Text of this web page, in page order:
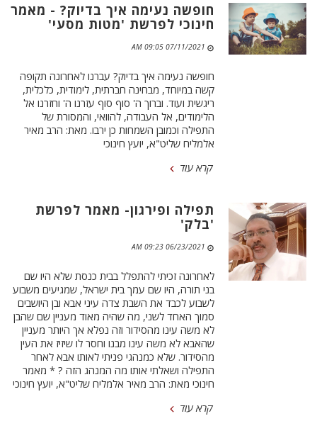
חופשה נעימה איך בדיוק? - מאמר
חינוכי לפרשת 'מטות מסעי'
07/11/2021 09:05 AM
חופשה נעימה איך בדיוק? עברנו לאחרונה תקופה
קשה במיוחד, מבחינה חברתית, לימודית, כלכלית,
ריגשית ועוד. וברוך ה' סוף סוף עזרנו ה' וחזרנו אל
הלימודים, אל העבודה, להוואי, והמסורת של
התפילה וכמובן השמחות כן ירבו. מאת: הרב מאיר
אלמליח שליט"א, יועץ חינוכי
קרא עוד
תפילה ופירגון- מאמר לפרשת
'בלק'
06/23/2021 09:23 AM
לאחרונה זכיתי להתפלל בבית כנסת שלא היו שם
בני תורה, היו שם עמך בית ישראל, שמגיעים משבוע
לשבוע לכבד את השבת צדה עיני אבא ובן היושבים
סמוך האחד לשני, מה שהיה מאוד מעניין שם שהבן
לא משה עינו מהסידור וזה נפלא אך היותר מעניין
שהאבא לא משה עינו מבנו וחסר לו שיזיז את העין
מהסידור. שלא כמנהגי פניתי לאותו אבא לאחר
התפילה ושאלתי אותו מה המנהג הזה ? * מאמר
חינוכי מאת: הרב מאיר אלמליח שליט"א, יועץ חינוכי
קרא עוד